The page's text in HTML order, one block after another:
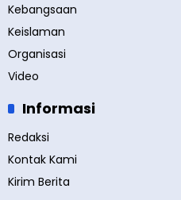
Kebangsaan
Keislaman
Organisasi
Video
Informasi
Redaksi
Kontak Kami
Kirim Berita